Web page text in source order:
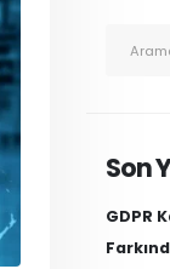
Son
GDPR